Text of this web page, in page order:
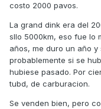
costo 2000 pavos.
La grand dink era del
sllo 5000km, eso fue lo
años, me duro un año
probablemente si se
hubiese pasado. Por
tubd, de carburacion.
Se venden bien, pero